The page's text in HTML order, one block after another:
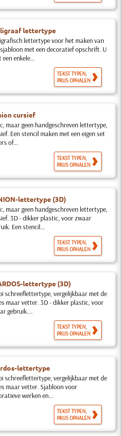
lettertype
lettertype voor het maken van
met een decoratief opschrift. U
een enkele...
TEKST TYPEN,
PRIJS OPHALEN
cursief
maar geen handgeschreven lettertype,
Een stencil maken met een eigen set
of...
TEKST TYPEN,
PRIJS OPHALEN
lettertype (3D)
maar geen handgeschreven lettertype,
3D - dikker plastic, voor zwaar
Een stencil...
TEKST TYPEN,
PRIJS OPHALEN
lettertype (3D)
schreeflettertype, vergelijkbaar met de
maar vetter. 3D - dikker plastic, voor
gebruik....
TEKST TYPEN,
PRIJS OPHALEN
lettertype
schreeflettertype, vergelijkbaar met de
maar vetter. Sjabloon voor
werken en...
TEKST TYPEN,
PRIJS OPHALEN